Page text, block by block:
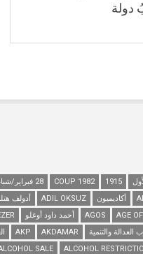
دولة
1915
1982 COUP 28 فبراير/شباط
أكاديميون ADIL OKSUZ أدولف
AGE
AGOS أحمد داود أوغلو
العدالة والتنمية AKDAMAR
AKP
ALCOHOL
SALE